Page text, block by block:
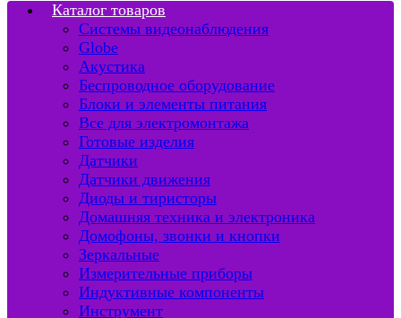
Каталог товаров
Системы видеонаблюдения
Globe
Акустика
Беспроводное оборудование
Блоки и элементы питания
Все для электромонтажа
Готовые изделия
Датчики
Датчики движения
Диоды и тиристоры
Домашняя техника и электроника
Домофоны, звонки и кнопки
Зеркальные
Измерительные приборы
Индуктивные компоненты
Инструмент